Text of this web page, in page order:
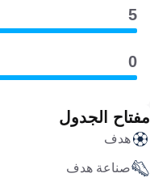
5
0
مفتاح الجدول
هدف
صناعة هدف